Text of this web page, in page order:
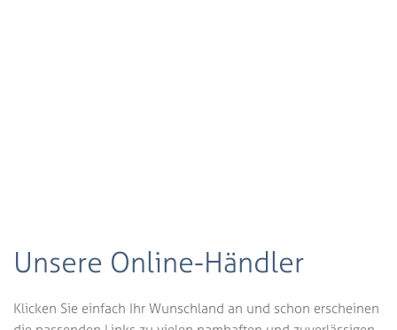
Unsere Online-Händler
Klicken Sie einfach Ihr Wunschland an und schon erscheinen